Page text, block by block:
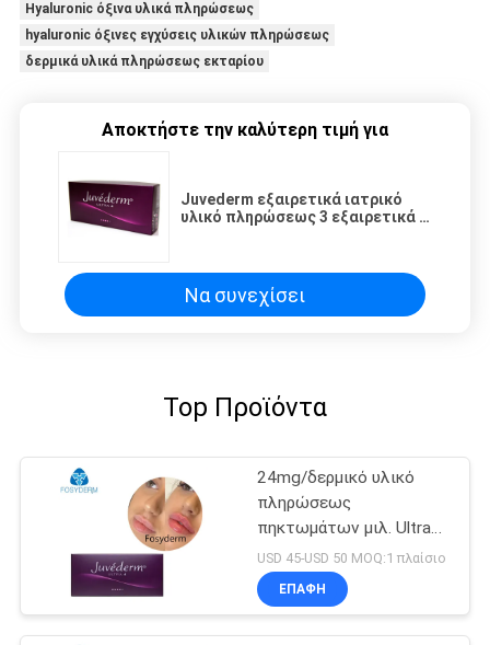
Hyaluronic όξινα υλικά πληρώσεως
hyaluronic όξινες εγχύσεις υλικών πληρώσεως
δερμικά υλικά πληρώσεως εκταρίου
Αποκτήστε την καλύτερη τιμή για
Juvederm εξαιρετικά ιατρικό
υλικό πληρώσεως 3 εξαιρετικά 4
Να συνεχίσει
Top Προϊόντα
24mg/δερμικό υλικό
πληρώσεως
πηκτωμάτων μιλ. Ultra4
εκχύσιμο Hyaluronic
όξινο για τα χείλια
2*1ml
USD 45-USD 50 MOQ:1 πλαίσιο
ΕΠΑΦΉ